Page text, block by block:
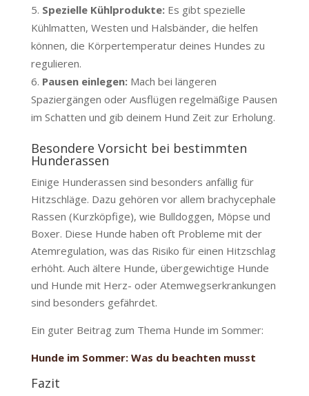
Spezielle Kühlprodukte:Es gibt spezielle
Kühlmatten, Westen und Halsbänder, die helfen
können, die Körpertemperatur deines Hundes zu
regulieren.
Pausen einlegen:Mach bei längeren
Spaziergängen oder Ausflügen regelmäßige Pausen
im Schatten und gib deinem Hund Zeit zur Erholung.
Besondere Vorsicht bei bestimmten
Hunderassen
Einige Hunderassen sind besonders anfällig für
Hitzschläge. Dazu gehören vor allem brachycephale
Rassen (Kurzköpfige), wie Bulldoggen, Möpse und
Boxer. Diese Hunde haben oft Probleme mit der
Atemregulation, was das Risiko für einen Hitzschlag
erhöht. Auch ältere Hunde, übergewichtige Hunde
und Hunde mit Herz- oder Atemwegserkrankungen
sind besonders gefährdet.
Ein guter Beitrag zum Thema Hunde im Sommer:
Hunde im Sommer: Was du beachten musst
Fazit